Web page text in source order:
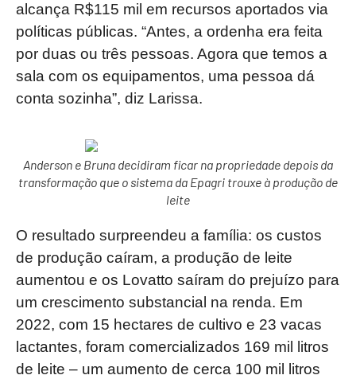
alcança R$115 mil em recursos aportados via
políticas públicas. “Antes, a ordenha era feita
por duas ou três pessoas. Agora que temos a
sala com os equipamentos, uma pessoa dá
conta sozinha”, diz Larissa.
Anderson e Bruna decidiram ficar na propriedade depois da
transformação que o sistema da Epagri trouxe à produção de
leite
O resultado surpreendeu a família: os custos
de produção caíram, a produção de leite
aumentou e os Lovatto saíram do prejuízo para
um crescimento substancial na renda. Em
2022, com 15 hectares de cultivo e 23 vacas
lactantes, foram comercializados 169 mil litros
de leite – um aumento de cerca 100 mil litros